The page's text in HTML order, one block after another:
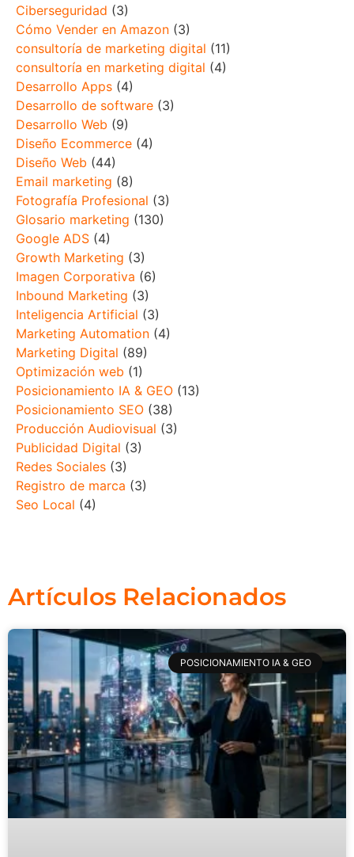
Ciberseguridad (3)
Cómo Vender en Amazon (3)
consultoría de marketing digital (11)
consultoría en marketing digital (4)
Desarrollo Apps (4)
Desarrollo de software (3)
Desarrollo Web (9)
Diseño Ecommerce (4)
Diseño Web (44)
Email marketing (8)
Fotografía Profesional (3)
Glosario marketing (130)
Google ADS (4)
Growth Marketing (3)
Imagen Corporativa (6)
Inbound Marketing (3)
Inteligencia Artificial (3)
Marketing Automation (4)
Marketing Digital (89)
Optimización web (1)
Posicionamiento IA & GEO (13)
Posicionamiento SEO (38)
Producción Audiovisual (3)
Publicidad Digital (3)
Redes Sociales (3)
Registro de marca (3)
Seo Local (4)
Artículos Relacionados
POSICIONAMIENTO IA & GEO